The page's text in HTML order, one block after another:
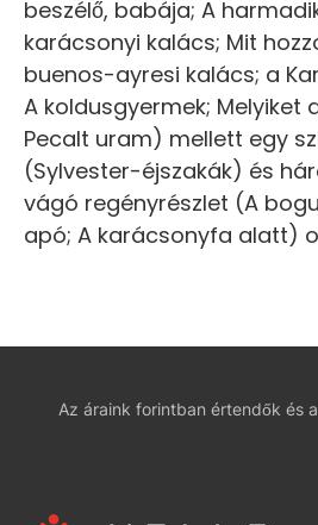
beszélő, babája; A
karácsonyi kalács; Mit
buenos-ayresi kalács; a
A koldusgyermek; Melyiket
Pecalt uram) mellett egy
(Sylvester-éjszakák) és
vágó regényrészlet (A
apó; A karácsonyfa alatt)
Az áraink forintban értendők és